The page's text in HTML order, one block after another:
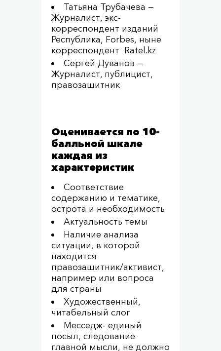
Татьяна Трубачева —
Журналист, экс-
корреспондент изданий
Республика, Forbes, ныне
корреспондент Ratel.kz
Сергей Дуванов —
Журналист, публицист,
правозащитник
Оценивается по 10-
балльной шкале
каждая из
характеристик
Соответствие
содержанию и тематике,
острота и необходимость
Актуальность темы
Наличие анализа
ситуации, в которой
находится
правозащитник/активист,
например или вопроса
для страны
Художественный,
читабельный слог
Месседж- единый
посыл, следование
главной мысли, не должно